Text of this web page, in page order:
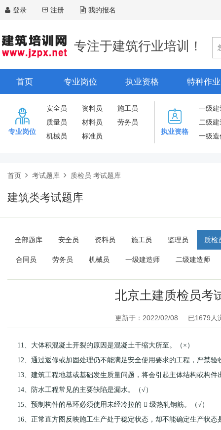
登录 注册 我的报名
专注于建筑行业培训！
首页 专业岗位 执业资格 特种作业
专业岗位
安全员 资料员
施工员
质量员
材料员
劳务员
机械员
标准员
执业资格
一级
二级
一级
首页 考试题库 质检员 考试题库
建筑类考试题库
全部题库 安全员 资料员 施工员 监理员 质检
合同员 劳务员 机械员 一级建造师 二级建造师
北京土建质检员考
更新于：2022/02/08 已1679 人
11、大体积混凝土开裂的原因是混凝土干缩大所至。（×）
12、通过返修或加固处理仍不能满足安全使用要求的工程，严禁验
13、建筑工程地基或基础发生质量问题，将会引起主体结构或构件
14、防水工程常见的主要缺陷是漏水。（√）
15、预制构件的吊环必须使用未经冷拉的  级热轧钢筋。（√）
16、正常直方图反映施工生产处于稳定状态，却不能确定生产状